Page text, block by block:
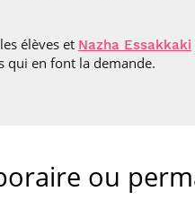
élèves et Nazha Essakkaki
qui en font la demande.
ou